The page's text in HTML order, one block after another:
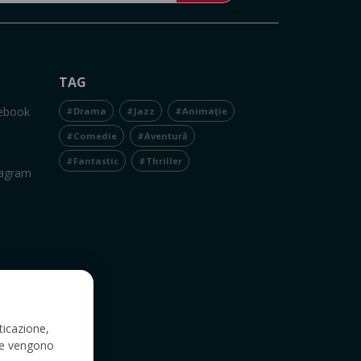
TAG
#Drama #Jazz #Animație
#Comedie #Aventură
#Fantastic #Thriller
vengono